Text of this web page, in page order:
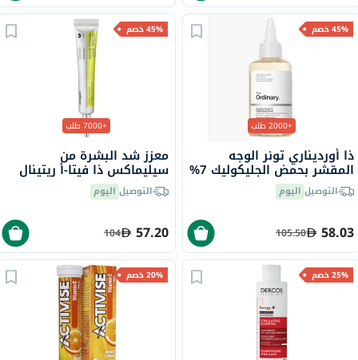
45% خصم
+2000 طلب
ذا أورديناري تونر الوجه
المقشر بحمض الجليكوليك 7%
لتوحيد لون البشرة 240 مل
التوصيل اليوم
58.03
105.50
45% خصم
+7000 طلب
معزز شد البشرة من
سيليماكس ذا فيتا-أ ريتينال
شوت، 15 مل
التوصيل اليوم
57.20
104
25% خصم 20% خصم